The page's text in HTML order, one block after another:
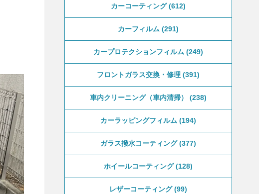
カーコーティング 612
カーフィルム 291
カープロテクションフィルム 249
フロントガラス交換・修理 391
車内クリーニング（車内清掃） 238
カーラッピングフィルム 194
ガラス撥水コーティング 377
ホイールコーティング 128
レザーコーティング 99